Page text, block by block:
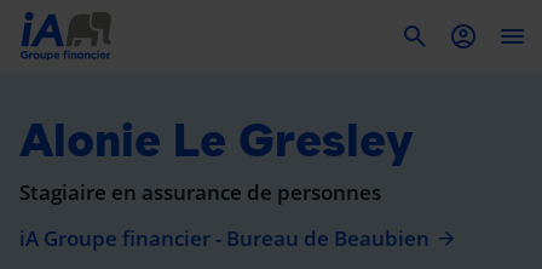
Alonie Le Gresley
Stagiaire en assurance de personnes
iA Groupe financier - Bureau de Beaubien